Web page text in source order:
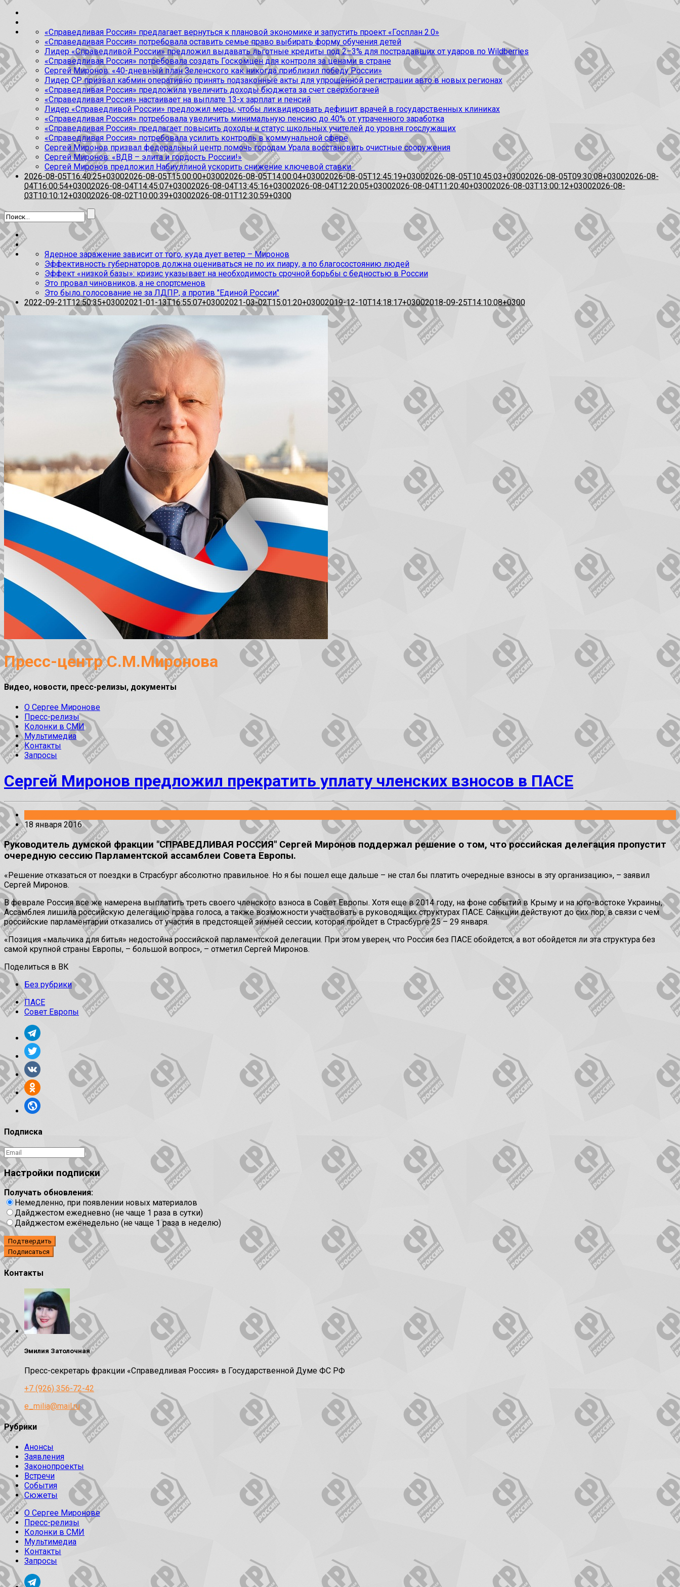
«Справедливая Россия» предлагает вернуться к плановой экономике и запустить проект «Госплан 2.0»
«Справедливая Россия» потребовала оставить семье право выбирать форму обучения детей
Лидер «Справедливой России» предложил выдавать льготные кредиты под 2–3% для пострадавших от ударов по Wildberries
«Справедливая Россия» потребовала создать Госкомцен для контроля за ценами в стране
Сергей Миронов: «40-дневный план Зеленского как никогда приблизил победу России»
Лидер СР призвал кабмин оперативно принять подзаконные акты для упрощенной регистрации авто в новых регионах
«Справедливая Россия» предложила увеличить доходы бюджета за счет сверхбогачей
«Справедливая Россия» настаивает на выплате 13-х зарплат и пенсий
Лидер «Справедливой России» предложил меры, чтобы ликвидировать дефицит врачей в государственных клиниках
«Справедливая Россия» потребовала увеличить минимальную пенсию до 40% от утраченного заработка
«Справедливая Россия» предлагает повысить доходы и статус школьных учителей до уровня госслужащих
«Справедливая Россия» потребовала усилить контроль в коммунальной сфере
Сергей Миронов призвал федеральный центр помочь городам Урала восстановить очистные сооружения
Сергей Миронов: «ВДВ – элита и гордость России!»
Сергей Миронов предложил Набиуллиной ускорить снижение ключевой ставки
2026-08-05T16:40:25+03002026-08-05T15:00:00+03002026-08-05T14:00:04+03002026-08-05T12:45:19+03002026-08-05T10:45:03+03002026-08-05T09:30:08+03002026-08-
04T16:00:54+03002026-08-04T14:45:07+03002026-08-04T13:45:16+03002026-08-04T12:20:05+03002026-08-04T11:20:40+03002026-08-03T13:00:12+03002026-08-
03T10:10:12+03002026-08-02T10:00:39+03002026-08-01T12:30:59+0300
Ядерное заражение зависит от того, куда дует ветер – Миронов
Эффективность губернаторов должна оцениваться не по их пиару, а по благосостоянию людей
Эффект «низкой базы»: кризис указывает на необходимость срочной борьбы с бедностью в России
Это провал чиновников, а не спортсменов
Это было голосование не за ЛДПР, а против "Единой России"
2022-09-21T12:50:35+03002021-01-13T16:55:07+03002021-03-02T15:01:20+03002019-12-10T14:18:17+03002018-09-25T14:10:08+0300
Пресс-центр С.М.Миронова
Видео, новости, пресс-релизы, документы
О Сергее Миронове
Пресс-релизы
Колонки в СМИ
Мультимедиа
Контакты
Запросы
Сергей Миронов предложил прекратить уплату членских взносов в ПАСЕ
18 января 2016
Руководитель думской фракции "СПРАВЕДЛИВАЯ РОССИЯ" Сергей Миронов поддержал решение о том, что российская делегация пропустит
очередную сессию Парламентской ассамблеи Совета Европы.
«Решение отказаться от поездки в Страсбург абсолютно правильное. Но я бы пошел еще дальше – не стал бы платить очередные взносы в эту организацию», – заявил
Сергей Миронов.
В феврале Россия все же намерена выплатить треть своего членского взноса в Совет Европы. Хотя еще в 2014 году, на фоне событий в Крыму и на юго-востоке Украины,
Ассамблея лишила российскую делегацию права голоса, а также возможности участвовать в руководящих структурах ПАСЕ. Санкции действуют до сих пор, в связи с чем
российские парламентарии отказались от участия в предстоящей зимней сессии, которая пройдет в Страсбурге 25 – 29 января.
«Позиция «мальчика для битья» недостойна российской парламентской делегации. При этом уверен, что Россия без ПАСЕ обойдется, а вот обойдется ли эта структура без
самой крупной страны Европы, – большой вопрос», – отметил Сергей Миронов.
Поделиться в ВК
Без рубрики
ПАСЕ
Совет Европы
Подписка
Настройки подписки
Получать обновления:
Немедленно, при появлении новых материалов
Дайджестом ежедневно (не чаще 1 раза в сутки)
Дайджестом еженедельно (не чаще 1 раза в неделю)
Подтвердить
Контакты
Эмилия Затолочная
Пресс-секретарь фракции «Справедливая Россия» в Государственной Думе ФС РФ
+7 (926) 356-72-42
e_milia@mail.ru
Рубрики
Анонсы
Заявления
Законопроекты
Встречи
События
Сюжеты
О Сергее Миронове
Пресс-релизы
Колонки в СМИ
Мультимедиа
Контакты
Запросы